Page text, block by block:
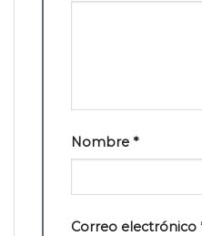
Nombre *
Correo electrónico